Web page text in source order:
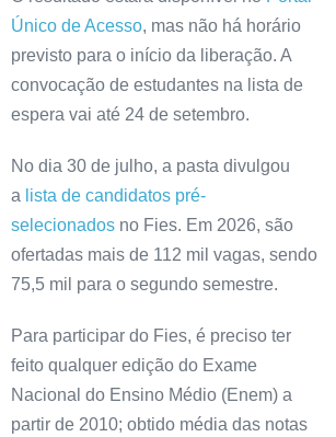
Único de Acesso, mas não há horário
previsto para o início da liberação. A
convocação de estudantes na lista de
espera vai até 24 de setembro.
No dia 30 de julho, a pasta divulgou
a lista de candidatos pré-
selecionados no Fies. Em 2026, são
ofertadas mais de 112 mil vagas, sendo
75,5 mil para o segundo semestre.
Para participar do Fies, é preciso ter
feito qualquer edição do Exame
Nacional do Ensino Médio (Enem) a
partir de 2010; obtido média das notas